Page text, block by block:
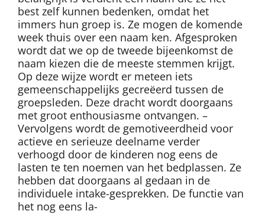
best zelf kunnen bedenken, omdat het
immers hun groep is. Ze mogen de komende
week thuis over een naam ken. Afgesproken
wordt dat we op de tweede bijeenkomst de
naam kiezen die de meeste stemmen krijgt.
Op deze wijze wordt er meteen iets
gemeenschappelijks gecreëerd tussen de
groepsleden. Deze dracht wordt doorgaans
met groot enthousiasme ontvangen. –
Vervolgens wordt de gemotiveerdheid voor
actieve en serieuze deelname verder
verhoogd door de kinderen nog eens de
lasten te ten noemen van het bedplassen. Ze
hebben dat doorgaans al gedaan in de
individuele intake-gesprekken. De functie van
het nog eens la-